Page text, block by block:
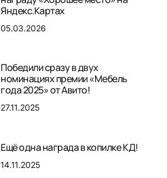
Яндекс.Картах
05.03.2026
Победили сразу в двух
номинациях премии «Мебель
года 2025» от Авито!
27.11.2025
Ещё одна награда в копилке КД!
14.11.2025